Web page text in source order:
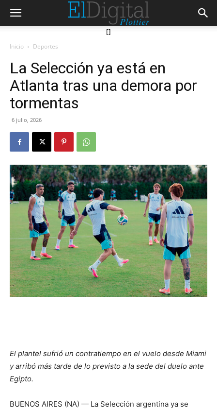
[]
Inicio Deportes
La Selección ya está en
Atlanta tras una demora por
tormentas
6 julio, 2026
El plantel sufrió un contratiempo en el vuelo desde Miami
y arribó más tarde de lo previsto a la sede del duelo ante
Egipto.
BUENOS AIRES (NA) — La Selección argentina ya se